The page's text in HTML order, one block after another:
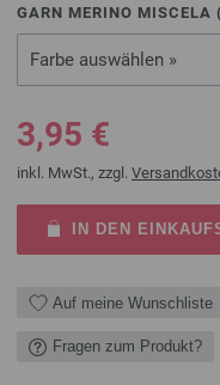
GARN MERINO MISCELA (
Farbe auswählen »
3,95 €
inkl. MwSt., zzgl.
IN DEN
Auf meine Wunschliste
Fragen zum Produkt?